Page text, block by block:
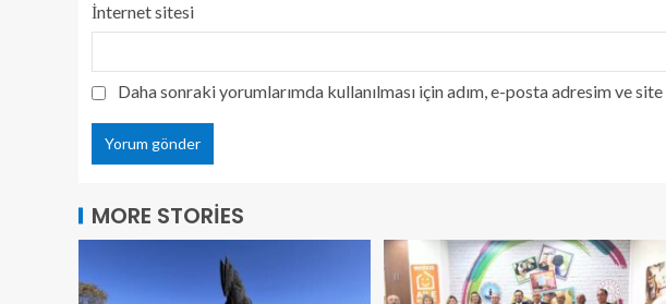
İnternet sitesi
Daha sonraki yorumlarımda kullanılması için adım, e-posta adresim ve
MORE STORIES